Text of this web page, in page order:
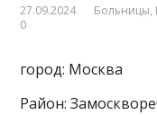
27.09.2024 Больницы,
0
город: Москва
Район: